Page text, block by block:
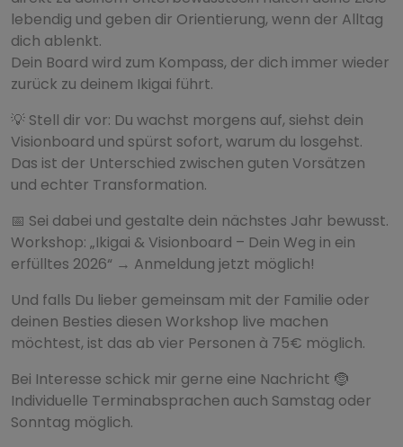
lebendig und geben dir Orientierung, wenn der Alltag
dich ablenkt.
Dein Board wird zum Kompass, der dich immer wieder
zurück zu deinem Ikigai führt.
💡 Stell dir vor: Du wachst morgens auf, siehst dein
Visionboard und spürst sofort, warum du losgehst.
Das ist der Unterschied zwischen guten Vorsätzen
und echter Transformation.
📅 Sei dabei und gestalte dein nächstes Jahr bewusst.
Workshop: „Ikigai & Visionboard – Dein Weg in ein
erfülltes 2026“ → Anmeldung jetzt möglich!
Und falls Du lieber gemeinsam mit der Familie oder
deinen Besties diesen Workshop live machen
möchtest, ist das ab vier Personen à 75€ möglich.
Bei Interesse schick mir gerne eine Nachricht 🤶
Individuelle Terminabsprachen auch Samstag oder
Sonntag möglich.